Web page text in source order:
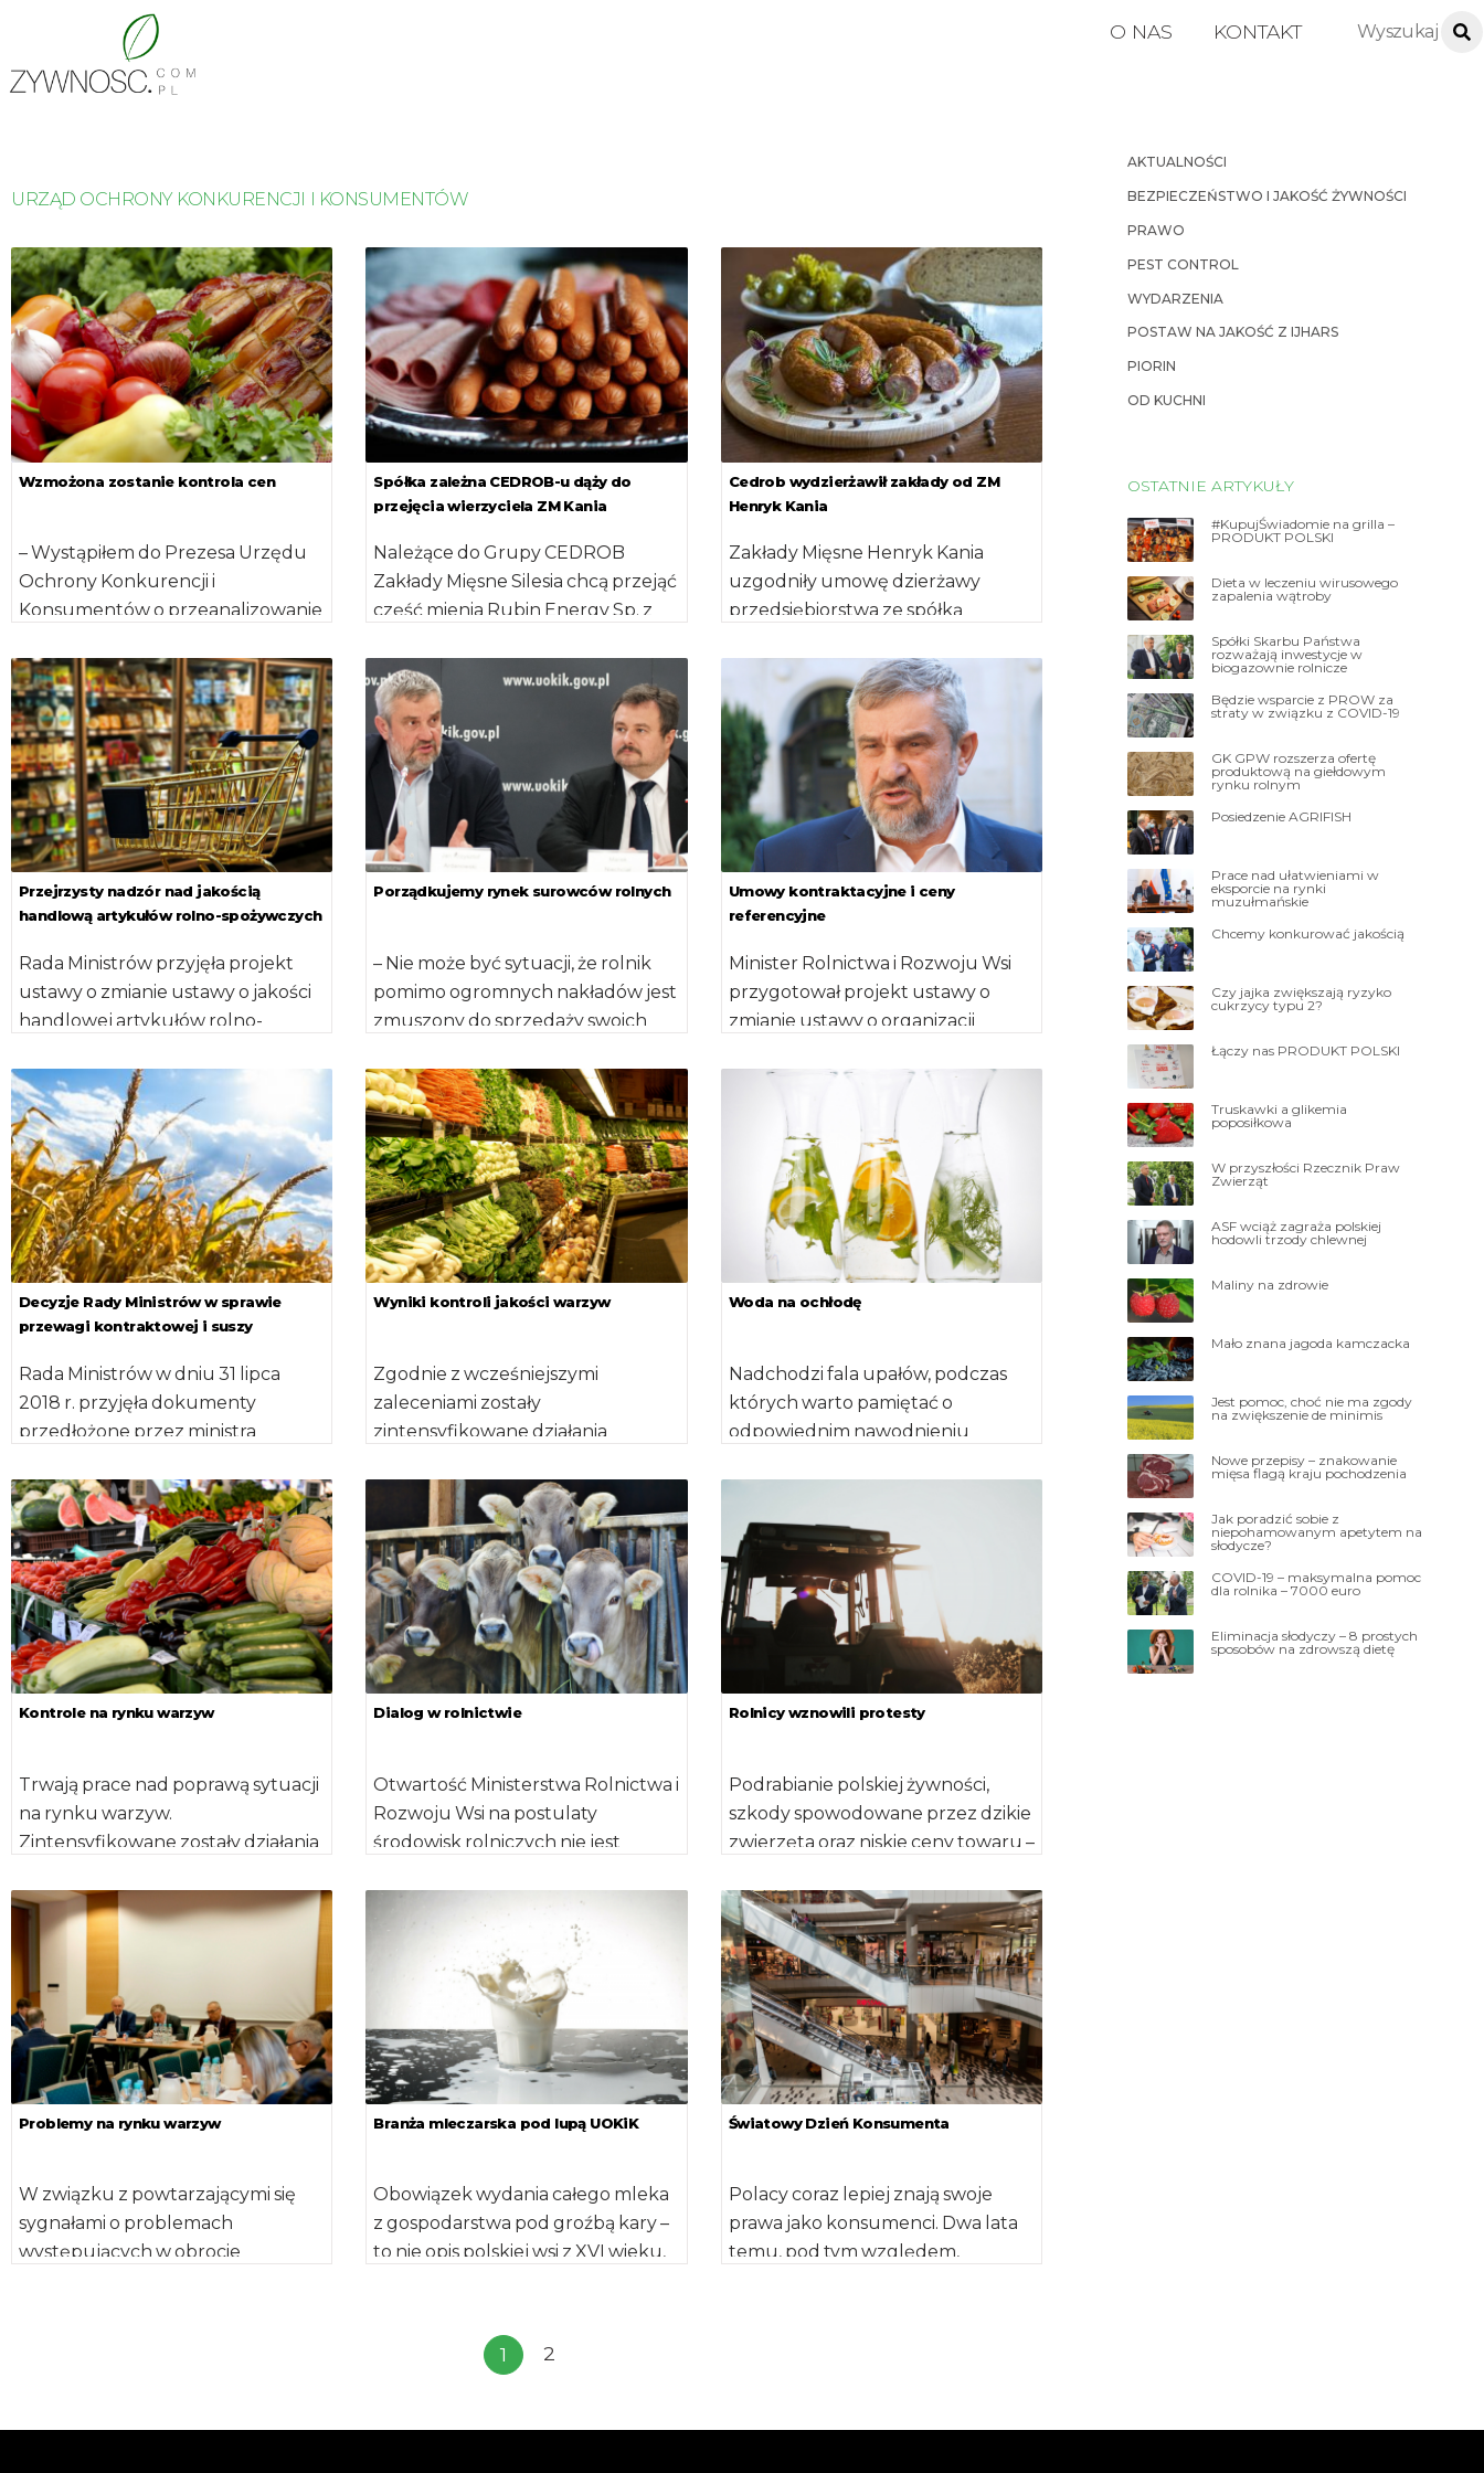
O NAS KONTAKT
URZĄD OCHRONY KONKURENCJI I KONSUMENTÓW
Wzmożona zostanie kontrola cen
– Wystąpiłem do Prezesa Urzędu
Ochrony Konkurencji i
Konsumentów o przeanalizowanie
ze szczególnym uwzględnieniem
rynku drobiu, […]
Spółka zależna CEDROB-u dąży do
przejęcia wierzyciela ZM Kania
Należące do Grupy CEDROB
Zakłady Mięsne Silesia chcą przejąć
część mienia Rubin Energy Sp. z
Cedrob wydzierżawił zakłady od ZM
Henryk Kania
Zakłady Mięsne Henryk Kania
uzgodniły umowę dzierżawy
przedsiębiorstwa ze spółką
października 2019 r. Urząd
Ochrony […]
Przejrzysty nadzór nad jakością
handlową artykułów rolno-spożywczych
Rada Ministrów przyjęła projekt
ustawy o zmianie ustawy o jakości
handlowej artykułów rolno-
innych ustaw, przedłożony przez
ministra […]
Porządkujemy rynek surowców rolnych
– Nie może być sytuacji, że rolnik
pomimo ogromnych nakładów jest
zmuszony do sprzedaży swoich
wytwarzania – […]
Umowy kontraktacyjne i ceny
referencyjne
Minister Rolnictwa i Rozwoju Wsi
przygotował projekt ustawy o
zmianie ustawy o organizacji
ustawy o przeciwdziałaniu […]
Decyzje Rady Ministrów w sprawie
przewagi kontraktowej i suszy
Rada Ministrów w dniu 31 lipca
2018 r. przyjęła dokumenty
przedłożone przez ministra
ustawy o […]
Wyniki kontroli jakości warzyw
Zgodnie z wcześniejszymi
zaleceniami zostały
zintensyfikowane działania
warzyw, w tym także ziemniaków. Z
ich wynikami […]
Woda na ochłodę
Nadchodzi fala upałów, podczas
których warto pamiętać o
odpowiednim nawodnieniu
kupowania […]
Kontrole na rynku warzyw
Trwają prace nad poprawą sytuacji
na rynku warzyw.
Zintensyfikowane zostały działania
Handlowej Artykułów Rolno-
Spożywczych, Inspekcję Sanitarną,
Państwową Inspekcję […]
Dialog w rolnictwie
Otwartość Ministerstwa Rolnictwa i
Rozwoju Wsi na postulaty
środowisk rolniczych nie jest
ilość odbywanych spotkań przez
[…]
Rolnicy wznowili protesty
Podrabianie polskiej żywności,
szkody spowodowane przez dzikie
zwierzęta oraz niskie ceny towaru –
plantatorów warzyw i ziemniaków.
Producenci […]
Problemy na rynku warzyw
W związku z powtarzającymi się
sygnałami o problemach
występujących w obrocie
Branża mleczarska pod lupą UOKiK
Obowiązek wydania całego mleka
z gospodarstwa pod groźbą kary –
to nie opis polskiej wsi z XVI wieku,
Światowy Dzień Konsumenta
Polacy coraz lepiej znają swoje
prawa jako konsumenci. Dwa lata
temu, pod tym względem,
1 2
AKTUALNOŚCI
BEZPIECZEŃSTWO I JAKOŚĆ ŻYWNOŚCI
PRAWO
PEST CONTROL
WYDARZENIA
POSTAW NA JAKOŚĆ Z IJHARS
PIORIN
OD KUCHNI
OSTATNIE ARTYKUŁY
#KupujŚwiadomie na grilla –
PRODUKT POLSKI
Dieta w leczeniu wirusowego
zapalenia wątroby
Spółki Skarbu Państwa
rozważają inwestycje w
biogazownie rolnicze
Będzie wsparcie z PROW za
straty w związku z COVID-19
GK GPW rozszerza ofertę
produktową na giełdowym
rynku rolnym
Posiedzenie AGRIFISH
Prace nad ułatwieniami w
eksporcie na rynki
muzułmańskie
Chcemy konkurować jakością
Czy jajka zwiększają ryzyko
cukrzycy typu 2?
Łączy nas PRODUKT POLSKI
Truskawki a glikemia
poposiłkowa
W przyszłości Rzecznik Praw
Zwierząt
ASF wciąż zagraża polskiej
hodowli trzody chlewnej
Maliny na zdrowie
Mało znana jagoda kamczacka
Jest pomoc, choć nie ma zgody
na zwiększenie de minimis
Nowe przepisy – znakowanie
mięsa flagą kraju pochodzenia
Jak poradzić sobie z
niepohamowanym apetytem na
słodycze?
COVID-19 – maksymalna pomoc
dla rolnika – 7000 euro
Eliminacja słodyczy – 8 prostych
sposobów na zdrowszą dietę